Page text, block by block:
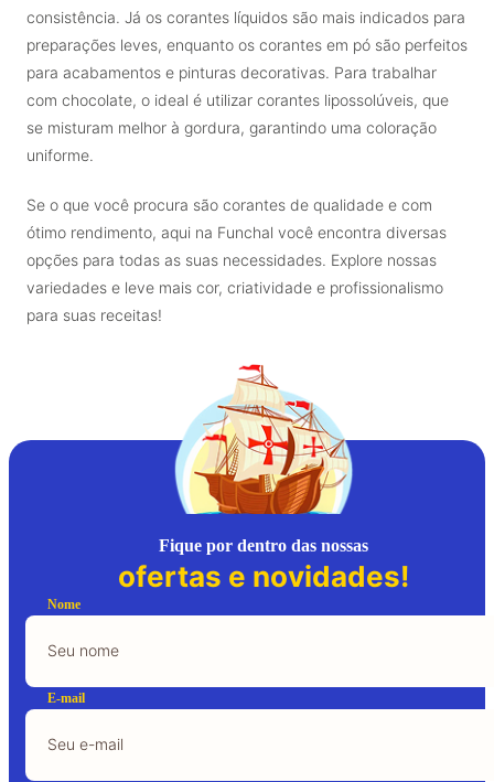
consistência. Já os corantes líquidos são mais indicados para
preparações leves, enquanto os corantes em pó são perfeitos
para acabamentos e pinturas decorativas. Para trabalhar
com chocolate, o ideal é utilizar corantes lipossolúveis, que
se misturam melhor à gordura, garantindo uma coloração
uniforme.
Se o que você procura são corantes de qualidade e com
ótimo rendimento, aqui na Funchal você encontra diversas
opções para todas as suas necessidades. Explore nossas
variedades e leve mais cor, criatividade e profissionalismo
para suas receitas!
Fique por dentro das nossas
ofertas e novidades!
Nome
E-mail